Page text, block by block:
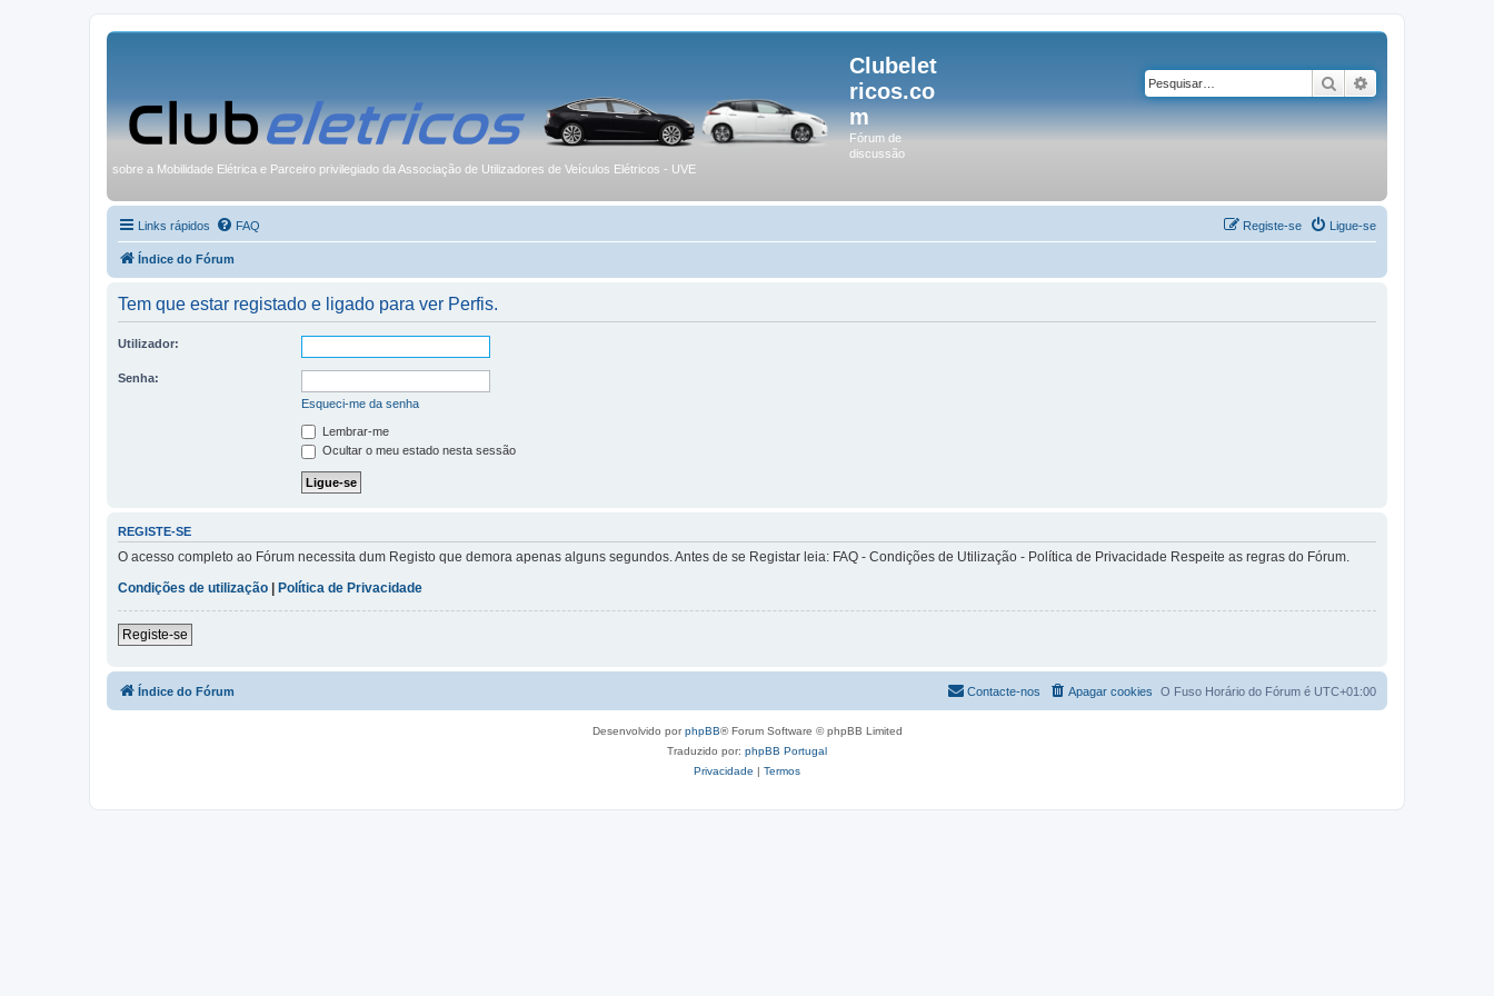
Clubelet
ricos.co
m
Fórum de
discussão
sobre a Mobilidade Elétrica e Parceiro privilegiado da Associação de Utilizadores de Veículos Elétricos - UVE
Pesquisar
Links rápidos FAQ Ligue-se
Registe-se
Índice do Fórum
Tem que estar registado e ligado para ver Perfis.
Utilizador:
Senha:
Esqueci-me da senha
Lembrar-me
Ocultar o meu estado nesta sessão
REGISTE-SE
O acesso completo ao Fórum necessita dum Registo que demora apenas alguns segundos. Antes de se Registar leia: FAQ - Condições de Utilização - Política de Privacidade Respeite as regras do Fórum.
Condições de utilização
Política de Privacidade
Registe-se
Índice do Fórum O Fuso Horário do Fórum é UTC+01:00
Apagar cookies
Contacte-nos
Desenvolvido porphpBB® Forum Software © phpBB Limited
Traduzido por: phpBB Portugal
Privacidade | Termos